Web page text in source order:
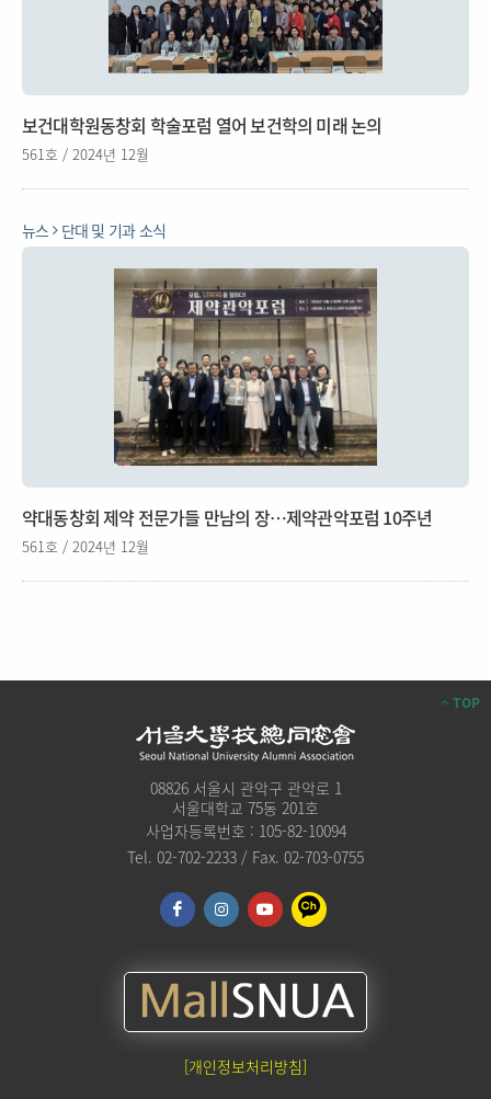
보건대학원동창회 학술포럼 열어 보건학의 미래 논의
561호 / 2024년 12월
뉴스 단대 및 기과 소식
약대동창회 제약 전문가들 만남의 장…제약관악포럼 10주년
561호 / 2024년 12월
TOP
08826 서울시 관악구 관악로 1
서울대학교 75동 201호
사업자등록번호 : 105-82-10094
Tel. 02-702-2233 / Fax. 02-703-0755
[개인정보처리방침]